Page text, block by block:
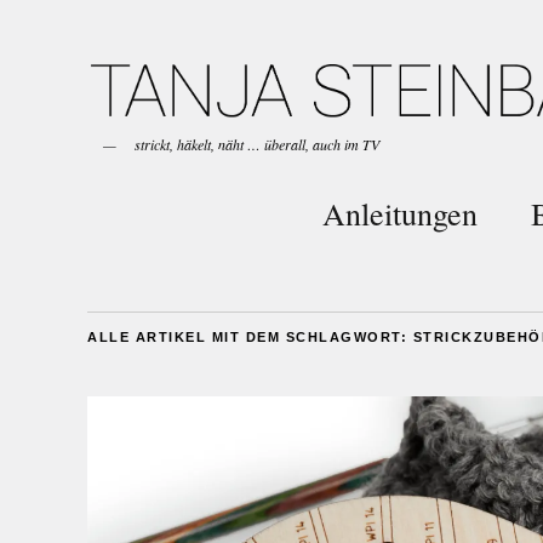
strickt, häkelt, näht … überall, auch im TV
Anleitungen
ALLE ARTIKEL MIT DEM SCHLAGWORT: